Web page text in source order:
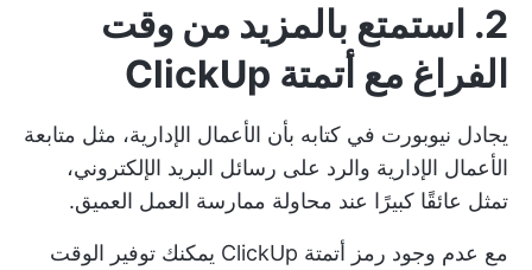
2. استمتع بالمزيد من وقت
الفراغ مع أتمتة ClickUp
يجادل نيوبورت في كتابه بأن الأعمال الإدارية، مثل متابعة
الأعمال الإدارية والرد على رسائل البريد الإلكتروني،
تمثل عائقًا كبيرًا عند محاولة ممارسة العمل العميق.
مع عدم وجود رمز أتمتة ClickUp يمكنك توفير الوقت